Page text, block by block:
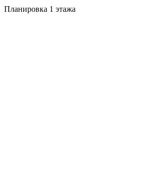
Планировка 1 этажа